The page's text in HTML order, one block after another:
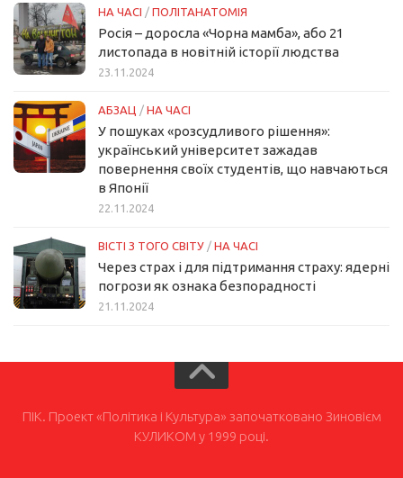
НА ЧАСІ / ПОЛІТАНАТОМІЯ
Росія – доросла «Чорна мамба», або 21
листопада в новітній історії людства
23.11.2024
АБЗАЦ / НА ЧАСІ
У пошуках «розсудливого рішення»:
український університет зажадав
повернення своїх студентів, що навчаються
в Японії
22.11.2024
ВІСТІ З ТОГО СВІТУ / НА ЧАСІ
Через страх і для підтримання страху: ядерні
погрози як ознака безпорадності
21.11.2024
ПІК. Проект «Політика і Культура» започатковано Зиновієм
КУЛИКОМ у 1999 році.